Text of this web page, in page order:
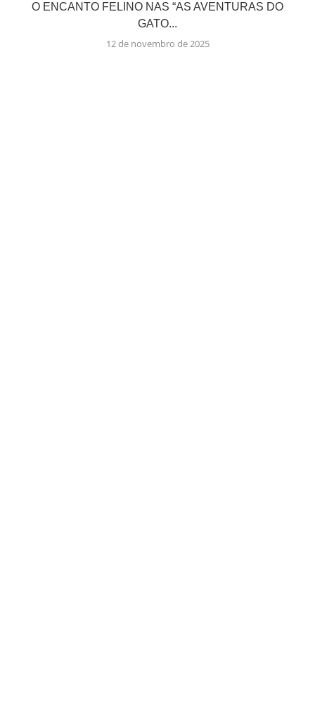
O ENCANTO FELINO NAS “AS AVENTURAS DO
GATO...
12 de novembro de 2025